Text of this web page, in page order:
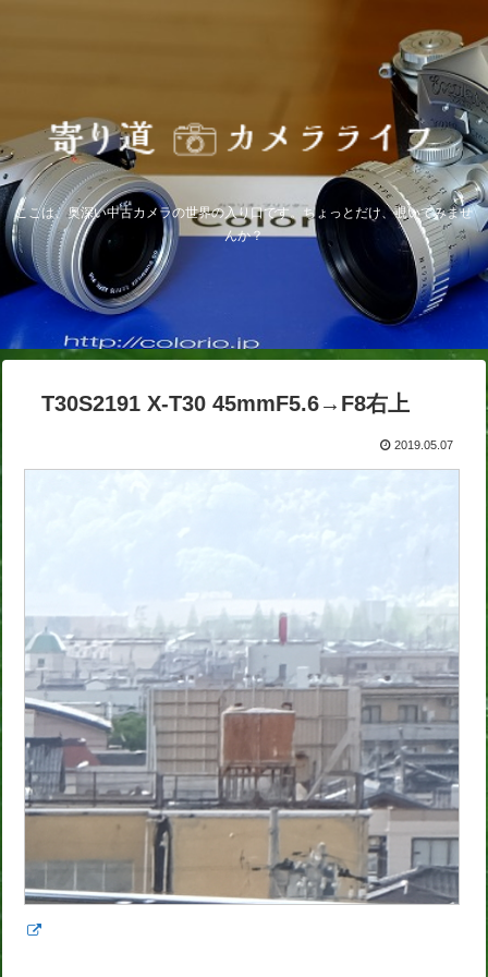
ここは、奥深い中古カメラの世界の入り口です。ちょっとだけ、覗いてみませ
んか？
T30S2191 X-T30 45mmF5.6→F8右上
2019.05.07